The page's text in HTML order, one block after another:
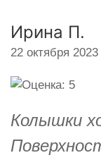
Ирина П.
22 октября 2023
Колышки